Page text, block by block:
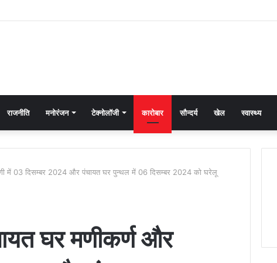
राजनीति मनोरंजन टेक्नोलॉजी कारोबार सौन्दर्य खेल स्वास्थ्य
में 03 दिसम्बर 2024 और पंचायत घर पुन्थल में 06 दिसम्बर 2024 को घरेलू
घर मणीकर्ण और